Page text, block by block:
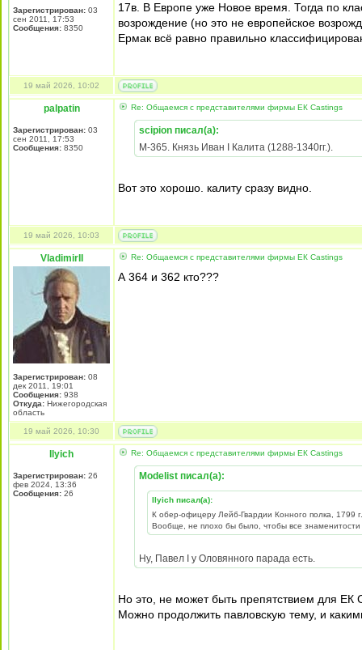
Зарегистрирован: 03
сен 2011, 17:53
Сообщения: 8350
17в. В Европе уже Новое время. Тогда по
возрождение (но это не европейское
Ермак всё равно правильно
19 май 2026, 10:02
palpatin
Зарегистрирован: 03
сен 2011, 17:53
Сообщения: 8350
Re: Общаемся с представителями фирмы EК Castings
scipion писал(а):
М-365. Князь Иван I Калита (1288-1340гг.).
Вот это хорошо. калиту сразу видно.
19 май 2026, 10:03
VladimirII
Зарегистрирован: 08
дек 2011, 19:01
Сообщения: 938
Откуда: Нижегородская
область
Re: Общаемся с представителями фирмы EК Castings
А 364 и 362 кто???
19 май 2026, 10:30
Ilyich
Зарегистрирован: 26
фев 2024, 13:36
Сообщения: 26
Re: Общаемся с представителями фирмы EК Castings
Modelist писал(а):
Ilyich писал(а):
К обер-офицеру Лейб-Гвардии Конного полка, 1799
Вообще, не плохо бы было, чтобы все
Ну, Павел I у Оловянного парада есть.
Но это, не может быть препятствием для EК
Можно продолжить павловскую тему, и